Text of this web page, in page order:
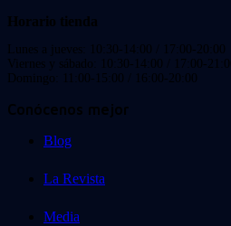
Horario tienda
Lunes a jueves: 10:30-14:00 / 17:00-20:00
Viernes y sábado: 10:30-14:00 / 17:00-21:00
Domingo: 11:00-15:00 / 16:00-20:00
Conócenos mejor
Blog
La Revista
Media